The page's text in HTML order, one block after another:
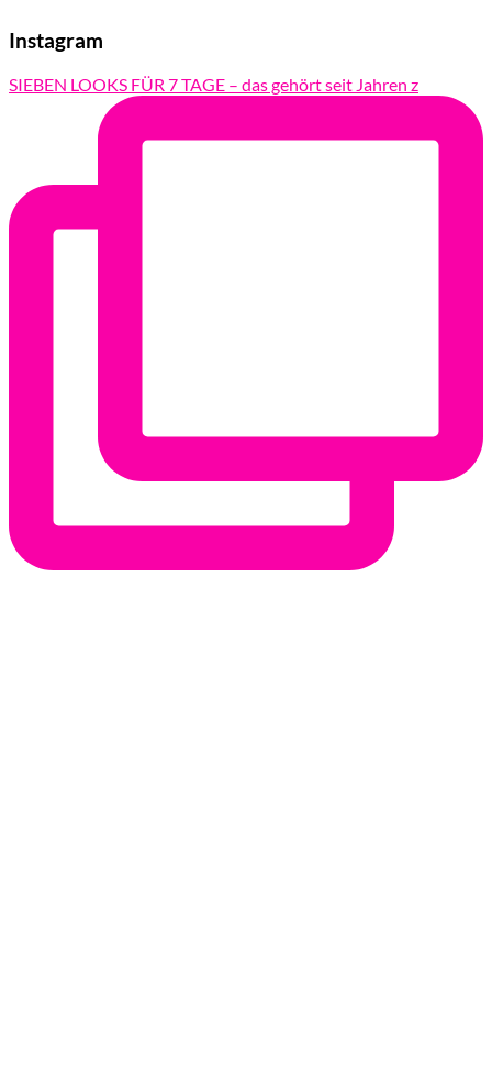
Instagram
SIEBEN LOOKS FÜR 7 TAGE – das gehört seit Jahren z